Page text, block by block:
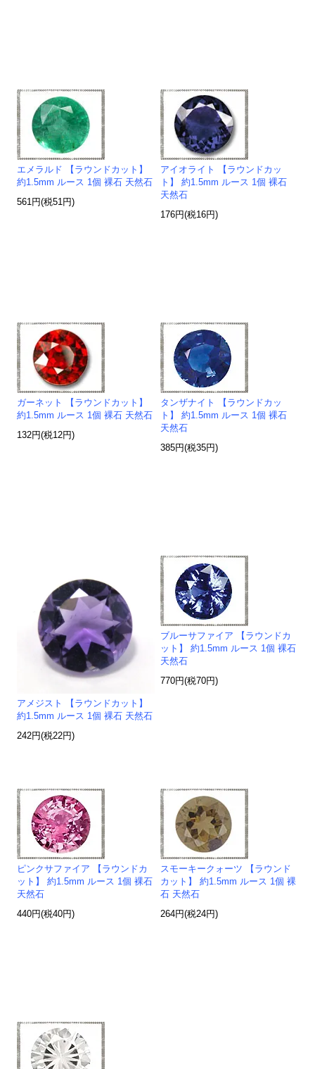
エメラルド 【ラウンドカット】
約1.5mm ルース 1個 裸石 天然石
561円(税51円)
アイオライト 【ラウンドカッ
ト】 約1.5mm ルース 1個 裸石
天然石
176円(税16円)
ガーネット 【ラウンドカット】
約1.5mm ルース 1個 裸石 天然石
132円(税12円)
タンザナイト 【ラウンドカッ
ト】 約1.5mm ルース 1個 裸石
天然石
385円(税35円)
アメジスト 【ラウンドカット】
約1.5mm ルース 1個 裸石 天然石
242円(税22円)
ブルーサファイア 【ラウンドカ
ット】 約1.5mm ルース 1個 裸石
天然石
770円(税70円)
ピンクサファイア 【ラウンドカ
ット】 約1.5mm ルース 1個 裸石
天然石
440円(税40円)
スモーキークォーツ 【ラウンド
カット】 約1.5mm ルース 1個 裸
石 天然石
264円(税24円)